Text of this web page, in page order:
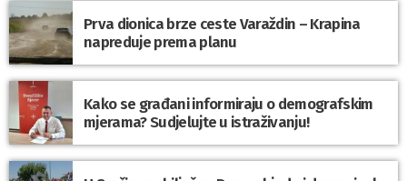
Prva dionica brze ceste Varaždin – Krapina
napreduje prema planu
Kako se građani informiraju o demografskim
mjerama? Sudjelujte u istraživanju!